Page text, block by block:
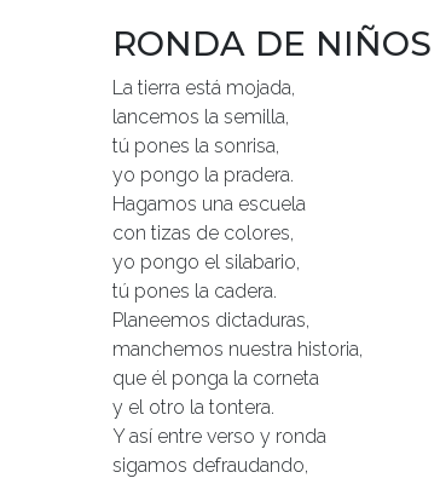
RONDA DE
La tierra está mojada,
lancemos la semilla,
tú pones la sonrisa,
yo pongo la pradera.
Hagamos una escuela
con tizas de colores,
yo pongo el silabario,
tú pones la cadera.
Planeemos dictaduras,
manchemos nuestra historia,
que él ponga la corneta
y el otro la tontera.
Y así entre verso y ronda
sigamos defraudando,